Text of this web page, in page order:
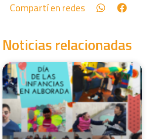
Compartí en redes
Noticias relacionadas